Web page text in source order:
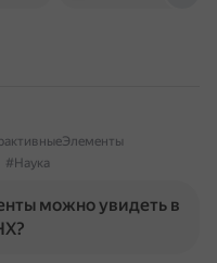
#Наука
можно увидеть в